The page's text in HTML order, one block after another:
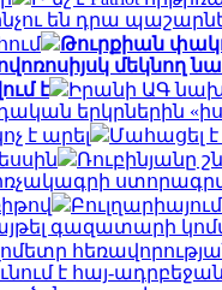
են դրա
Թուրքիան
մեկնող
է
Իրանի ԱԳ
երկրներին
է արել
Մահացել է
Ռուբինյանը
գազատարի
է հայ-